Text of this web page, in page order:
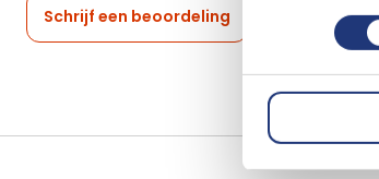
Schrijf een beoordeling